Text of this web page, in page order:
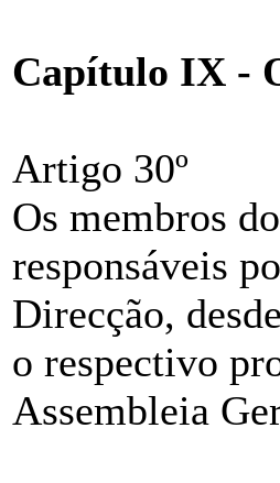
Capítulo IX -
Artigo 30º
Os membros
responsáveis
Direcção,
o respectivo
Assembleia